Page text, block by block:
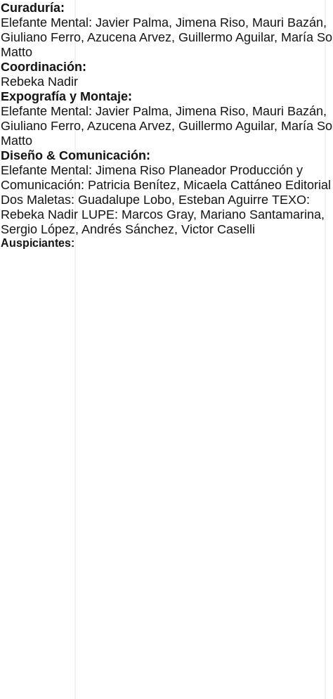
Curaduría:
Elefante Mental: Javier Palma, Jimena Riso, Mauri Bazán,
Giuliano Ferro, Azucena Arvez, Guillermo Aguilar, María Sol
Matto
Coordinación:
Rebeka Nadir
Expografía y Montaje:
Elefante Mental: Javier Palma, Jimena Riso, Mauri Bazán,
Giuliano Ferro, Azucena Arvez, Guillermo Aguilar, María Sol
Matto
Diseño & Comunicación:
Elefante Mental: Jimena Riso Planeador Producción y
Comunicación: Patricia Benítez, Micaela Cattáneo Editorial
Dos Maletas: Guadalupe Lobo, Esteban Aguirre TEXO:
Rebeka Nadir LUPE: Marcos Gray, Mariano Santamarina,
Sergio López, Andrés Sánchez, Victor Caselli
Auspiciantes: